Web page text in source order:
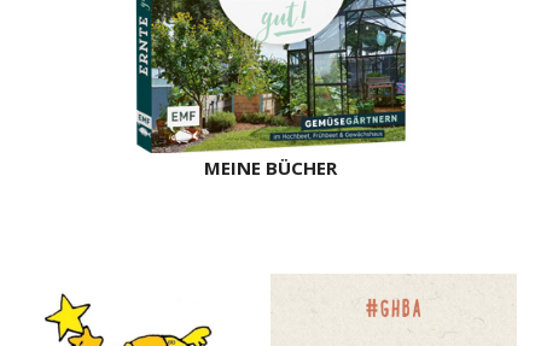
MEINE BÜCHER